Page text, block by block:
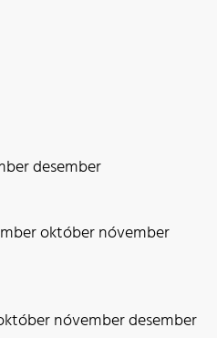
desember
októbernóvember
nóvemberdesember